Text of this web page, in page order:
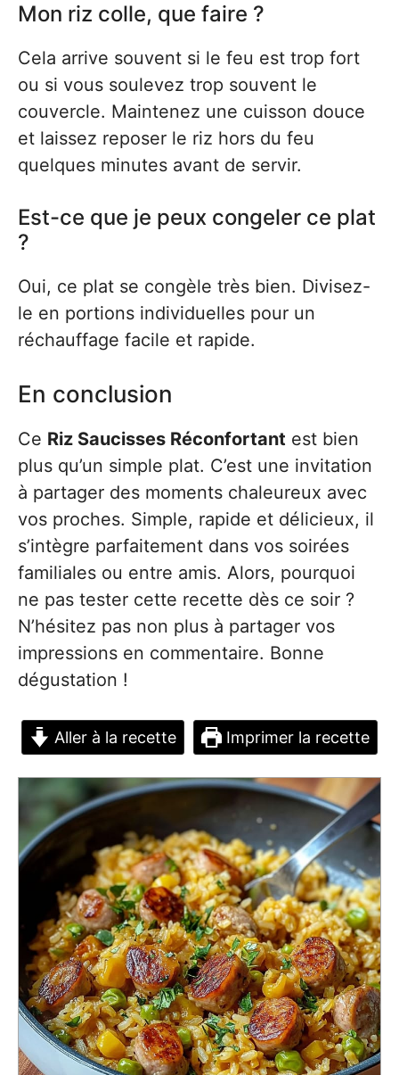
Mon riz colle, que faire ?
Cela arrive souvent si le feu est trop fort
ou si vous soulevez trop souvent le
couvercle. Maintenez une cuisson douce
et laissez reposer le riz hors du feu
quelques minutes avant de servir.
Est-ce que je peux congeler ce plat
?
Oui, ce plat se congèle très bien. Divisez-
le en portions individuelles pour un
réchauffage facile et rapide.
En conclusion
Ce Riz Saucisses Réconfortant est bien
plus qu’un simple plat. C’est une invitation
à partager des moments chaleureux avec
vos proches. Simple, rapide et délicieux, il
s’intègre parfaitement dans vos soirées
familiales ou entre amis. Alors, pourquoi
ne pas tester cette recette dès ce soir ?
N’hésitez pas non plus à partager vos
impressions en commentaire. Bonne
dégustation !
Aller à la recette Imprimer la recette